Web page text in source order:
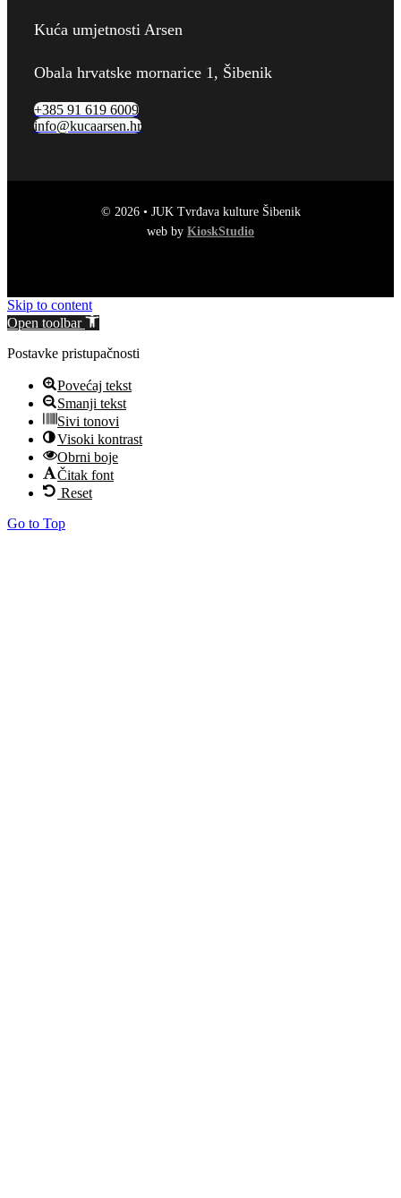
Kuća umjetnosti Arsen
Obala hrvatske mornarice 1, Šibenik
+385 91 619 6009
info@kucaarsen.hr
© 2026 • JUK Tvrđava kulture Šibenik
web by KioskStudio
Skip to content
Open toolbar
Postavke pristupačnosti
Povećaj tekst
Smanji tekst
Sivi tonovi
Visoki kontrast
Obrni boje
Čitak font
Reset
Go to Top